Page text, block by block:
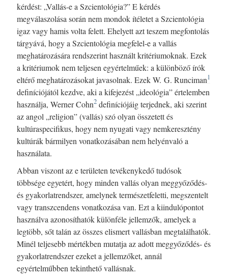
kérdést: „Vallás-e a Szcientológia?” E kérdés
megválaszolása során nem mondok ítéletet a Szcientológia
igaz vagy hamis volta felett. Ehelyett azt teszem megfontolás
tárgyává, hogy a Szcientológia megfelel-e a vallás
meghatározására rendszerint használt kritériumoknak. Ezek
a kritériumok nem teljesen egyértelműek: a különböző írók
eltérő meghatározásokat javasolnak. Ezek W. G. Runciman1
definíciójától kezdve, aki a kifejezést „ideológia” értelemben
használja, Werner Cohn2 definíciójáig terjednek, aki szerint
az angol „religion” (vallás) szó olyan összetett és
kultúraspecifikus, hogy nem nyugati vagy nemkeresztény
kultúrák bármilyen vonatkozásában nem helyénvaló a
használata.
Abban viszont az e területen tevékenykedő tudósok
többsége egyetért, hogy minden vallás olyan meggyőződés-
és gyakorlatrendszer, amelynek természetfeletti, megszentelt
vagy transzcendens vonatkozása van. Ezt a kiindulópontot
használva azonosíthatók különféle jellemzők, amelyek a
legtöbb, sőt talán az összes elismert vallásban megtalálhatók.
Minél teljesebb mértékben mutatja az adott meggyőződés- és
gyakorlatrendszer ezeket a jellemzőket, annál
egyértelműbben tekinthető vallásnak.